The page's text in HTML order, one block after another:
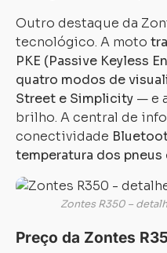
Outro destaque da
tecnológico. A moto
PKE (Passive Keyless
quatro modos de
Street e Simplicity — e
brilho. A central de
conectividade
temperatura dos pneus
Zontes R350 –
Preço da Zontes